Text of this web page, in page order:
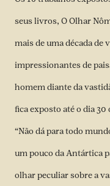
seus livros, O Olhar
mais de uma década de
impressionantes de
homem diante da
fica exposto até o dia
“Não dá para todo
um pouco da Antártica
olhar peculiar sobre a